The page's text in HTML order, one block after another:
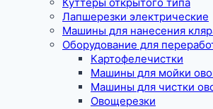
Куттеры открытого типа
Лапшерезки электрические
Машины для нанесения
Оборудование для
Картофелечистки
Машины для мойки
Машины для чистки
Овощерезки